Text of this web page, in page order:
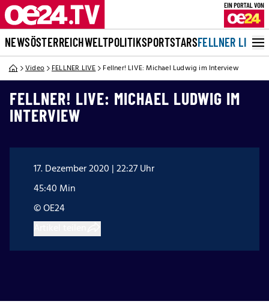
NEWSÖSTERREICHWELTPOLITIKSPORTSTARSFELLNER LIVE
Video FELLNER LIVE Fellner! LIVE: Michael Ludwig im Interview
FELLNER! LIVE: MICHAEL LUDWIG IM
INTERVIEW
17. Dezember 2020 | 22:27 Uhr
45:40 Min
© OE24